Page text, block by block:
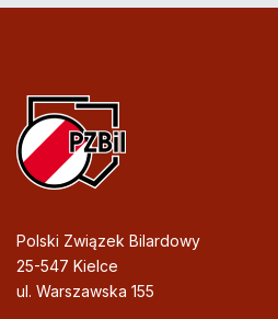
Polski Związek Bilardowy
25-547 Kielce
ul. Warszawska 155